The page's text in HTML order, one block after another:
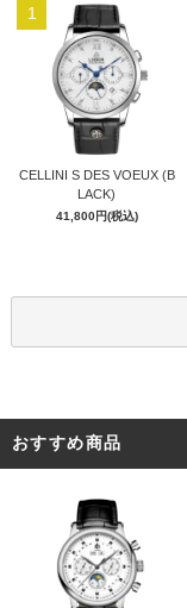
1
CELLINI S DES VOEUX (B
LACK)
41,800円(税込)
おすすめ商品